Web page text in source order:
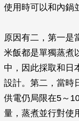
使用時可以和內鍋
原因有二，第一是
米飯都是單獨蒸煮
中，因此採取和日
設計。第二，當時
供電仍局限在5～
量，蒸煮並行對使